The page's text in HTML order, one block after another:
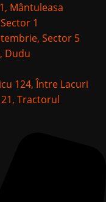
Mântuleasa
1
Sector 5
Dudu
124, Între Lacuri
Tractorul